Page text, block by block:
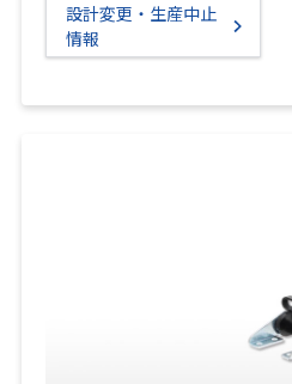
設計変更・生産中止
情報